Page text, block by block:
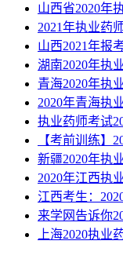
山西省2020年
2021年执业药
山西2021年报
湖南2020年执
青海2020年执
2020年青海执
执业药师考试
【考前训练】
新疆2020年执
2020年江西执
江西考生：
来学网告诉你
上海2020执业